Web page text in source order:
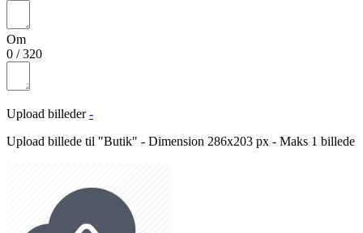
Om
0 /320
Upload billeder -
Upload billede til "Butik" - Dimension 286x203 px - Maks 1 billede